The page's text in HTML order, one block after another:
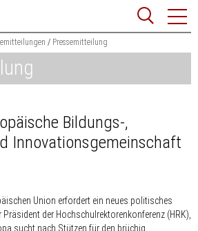
Suchen
Pressemitteilung
Bildungs-,
Innovationsgemeinschaft
Union erfordert ein neues politisches
der Hochschulrektorenkonferenz (HRK),
sucht nach Stützen für den brüchig